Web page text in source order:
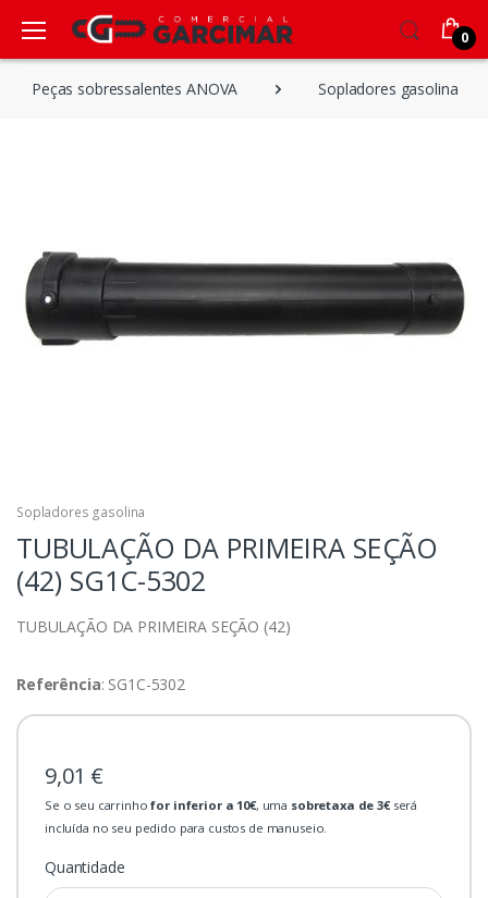
0
Peças sobressalentes ANOVA Sopladores gasolina
Sopladores gasolina
TUBULAÇÃO DA PRIMEIRA SEÇÃO
(42) SG1C-5302
TUBULAÇÃO DA PRIMEIRA SEÇÃO (42)
Referência: SG1C-5302
9,01 €
Se o seu carrinhofor inferior a 10€, uma sobretaxa de 3€será
incluída no seu pedido para custos de manuseio.
Quantidade